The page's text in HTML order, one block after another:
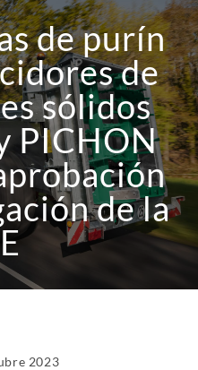
de purín
de
sólidos
PICHON
de la
2023